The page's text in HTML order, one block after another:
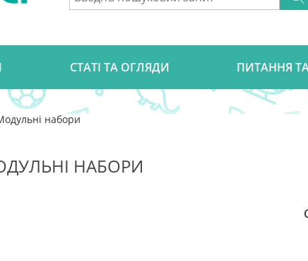
СТАТІ ТА ОГЛЯДИ ПИТАННЯ
набори
НАБОРИ